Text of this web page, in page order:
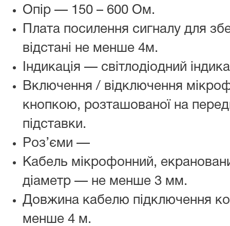
Опір — 150 – 600 Ом.
Плата посилення сигналу для
відстані не менше 4м.
Індикація — світлодіодний
Включення / відключення
кнопкою, розташованої на
підставки.
Роз’єми —
Кабель мікрофонний,
діаметр — не менше 3 мм.
Довжина кабелю підключення
менше 4 м.